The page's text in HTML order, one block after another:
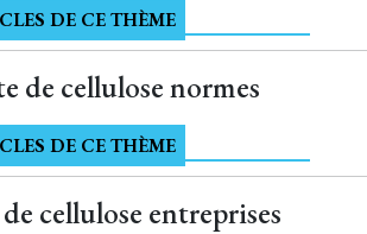
DE CE THÈME
de cellulose normes
DE CE THÈME
cellulose entreprises